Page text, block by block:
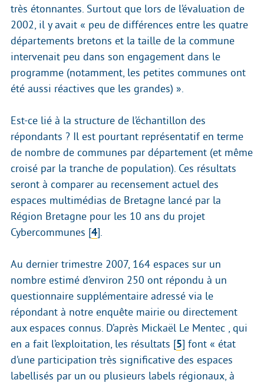
très étonnantes. Surtout que lors de l’évaluation de
2002, il y avait « peu de différences entre les quatre
départements bretons et la taille de la commune
intervenait peu dans son engagement dans le
programme (notamment, les petites communes ont
été aussi réactives que les grandes) ».
Est-ce lié à la structure de l’échantillon des
répondants ? Il est pourtant représentatif en terme
de nombre de communes par département (et même
croisé par la tranche de population). Ces résultats
seront à comparer au recensement actuel des
espaces multimédias de Bretagne lancé par la
Région Bretagne pour les 10 ans du projet
Cybercommunes [4].
Au dernier trimestre 2007, 164 espaces sur un
nombre estimé d’environ 250 ont répondu à un
questionnaire supplémentaire adressé via le
répondant à notre enquête mairie ou directement
aux espaces connus. D’après Mickaël Le Mentec , qui
en a fait l’exploitation, les résultats [5] font « état
d’une participation très significative des espaces
labellisés par un ou plusieurs labels régionaux, à